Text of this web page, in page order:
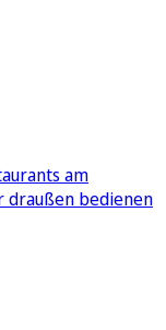
am
draußen bedienen